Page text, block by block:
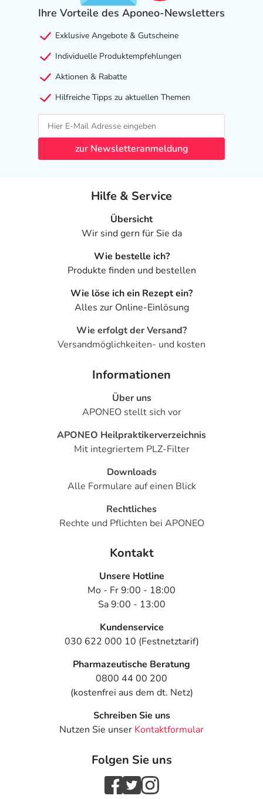
Ihre Vorteile des Aponeo-Newsletters
Exklusive Angebote & Gutscheine
Individuelle Produktempfehlungen
Aktionen & Rabatte
Hilfreiche Tipps zu aktuellen Themen
zur Newsletteranmeldung
Hilfe & Service
Übersicht
Wir sind gern für Sie da
Wie bestelle ich?
Produkte finden und bestellen
Wie löse ich ein Rezept ein?
Alles zur Online-Einlösung
Wie erfolgt der Versand?
Versandmöglichkeiten- und kosten
Informationen
Über uns
APONEO stellt sich vor
APONEO Heilpraktikerverzeichnis
Mit integriertem PLZ-Filter
Downloads
Alle Formulare auf einen Blick
Rechtliches
Rechte und Pflichten bei APONEO
Kontakt
Unsere Hotline
Mo - Fr 9:00 - 18:00
Sa 9:00 - 13:00
Kundenservice
030 622 000 10 (Festnetztarif)
Pharmazeutische Beratung
0800 44 00 200
(kostenfrei aus dem dt. Netz)
Schreiben Sie uns
Nutzen Sie unser Kontaktformular
Folgen Sie uns